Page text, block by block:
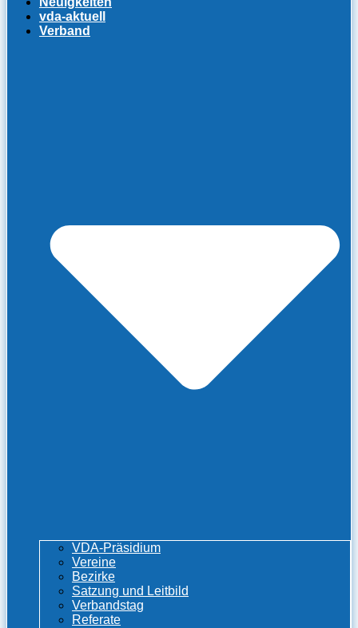
vda-aktuell
Verband
VDA-Präsidium
Vereine
Bezirke
Satzung und Leitbild
Verbandstag
Referate